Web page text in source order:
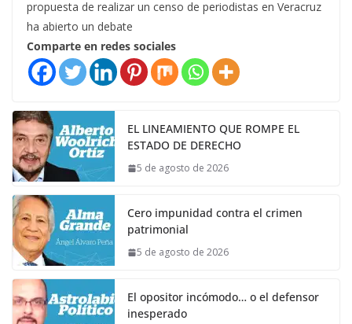
propuesta de realizar un censo de periodistas en Veracruz
ha abierto un debate
Comparte en redes sociales
EL LINEAMIENTO QUE ROMPE EL
ESTADO DE DERECHO
5 de agosto de 2026
Cero impunidad contra el crimen
patrimonial
5 de agosto de 2026
El opositor incómodo… o el defensor
inesperado